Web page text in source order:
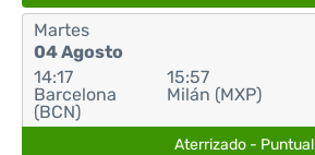
Martes
04 Agosto
14:17
Barcelona
(BCN)
15:57
Milán (MXP)
Aterrizado - Puntual